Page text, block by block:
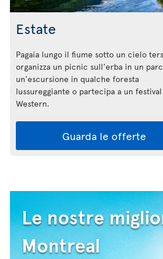
Estate
Pagaia lungo il fiume sotto un cielo
organizza un picnic sull'erba in un
un'escursione in qualche foresta
lussureggiante o partecipa a un
Western.
Guarda le offerte
Le nostre
Montreal